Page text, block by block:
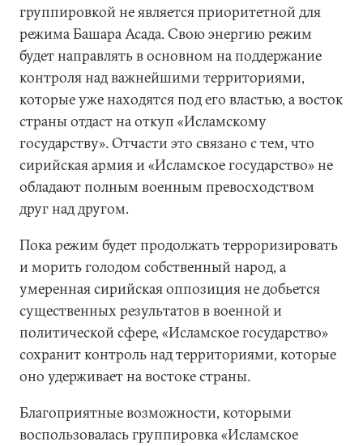
группировкой не является приоритетной для
режима Башара Асада. Свою энергию режим
будет направлять в основном на поддержание
контроля над важнейшими территориями,
которые уже находятся под его властью, а восток
страны отдаст на откуп «Исламскому
государству». Отчасти это связано с тем, что
сирийская армия и «Исламское государство» не
обладают полным военным превосходством
друг над другом.
Пока режим будет продолжать терроризировать
и морить голодом собственный народ, а
умеренная сирийская оппозиция не добьется
существенных результатов в военной и
политической сфере, «Исламское государство»
сохранит контроль над территориями, которые
оно удерживает на востоке страны.
Благоприятные возможности, которыми
воспользовалась группировка «Исламское